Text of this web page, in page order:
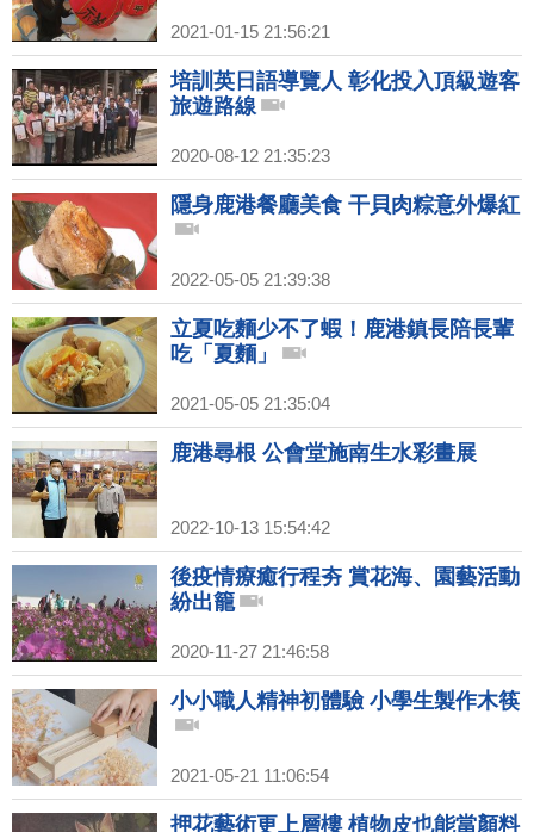
2021-01-15 21:56:21
培訓英日語導覽人 彰化投入頂級遊客
旅遊路線
2020-08-12 21:35:23
隱身鹿港餐廳美食 干貝肉粽意外爆紅
2022-05-05 21:39:38
立夏吃麵少不了蝦！鹿港鎮長陪長輩
吃「夏麵」
2021-05-05 21:35:04
鹿港尋根 公會堂施南生水彩畫展
2022-10-13 15:54:42
後疫情療癒行程夯 賞花海、園藝活動
紛出籠
2020-11-27 21:46:58
小小職人精神初體驗 小學生製作木筷
2021-05-21 11:06:54
押花藝術更上層樓 植物皮也能當顏料